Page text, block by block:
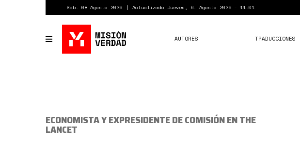
Sáb. 08 Agosto 2026 Actualizado Jueves, 6. Agosto 2026 - 11:01
Toggle
navigation
AUTORES TRADUCCIONES
ECONOMISTA Y EXPRESIDENTE DE COMISIÓN EN THE
LANCET